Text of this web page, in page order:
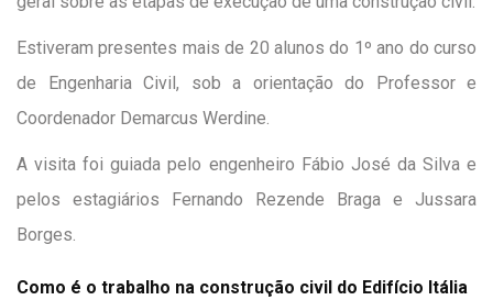
Estiveram presentes mais de 20 alunos do 1º ano do curso
de Engenharia Civil, sob a orientação do Professor e
Coordenador Demarcus Werdine.
A visita foi guiada pelo engenheiro Fábio José da Silva e
pelos estagiários Fernando Rezende Braga e Jussara
Borges.
Como é o trabalho na construção civil do Edifício Itália